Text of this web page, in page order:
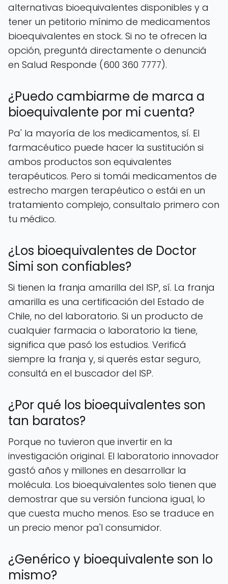
alternativas bioequivalentes disponibles y a
tener un petitorio mínimo de medicamentos
bioequivalentes en stock. Si no te ofrecen la
opción, preguntá directamente o denunciá
en Salud Responde (600 360 7777).
¿Puedo cambiarme de marca a
bioequivalente por mi cuenta?
Pa' la mayoría de los medicamentos, sí. El
farmacéutico puede hacer la sustitución si
ambos productos son equivalentes
terapéuticos. Pero si tomái medicamentos de
estrecho margen terapéutico o estái en un
tratamiento complejo, consultalo primero con
tu médico.
¿Los bioequivalentes de Doctor
Simi son confiables?
Si tienen la franja amarilla del ISP, sí. La franja
amarilla es una certificación del Estado de
Chile, no del laboratorio. Si un producto de
cualquier farmacia o laboratorio la tiene,
significa que pasó los estudios. Verificá
siempre la franja y, si querés estar seguro,
consultá en el buscador del ISP.
¿Por qué los bioequivalentes son
tan baratos?
Porque no tuvieron que invertir en la
investigación original. El laboratorio innovador
gastó años y millones en desarrollar la
molécula. Los bioequivalentes solo tienen que
demostrar que su versión funciona igual, lo
que cuesta mucho menos. Eso se traduce en
un precio menor pa'l consumidor.
¿Genérico y bioequivalente son lo
mismo?